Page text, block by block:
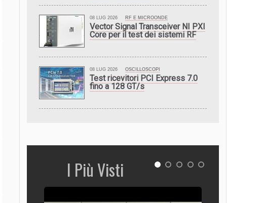
08 LUG 2026 RF E MICROONDE
Vector Signal Transceiver NI PXI
Core per il test dei sistemi RF
08 LUG 2026 OSCILLOSCOPI
Test ricevitori PCI Express 7.0
fino a 128 GT/s
I Più Visti